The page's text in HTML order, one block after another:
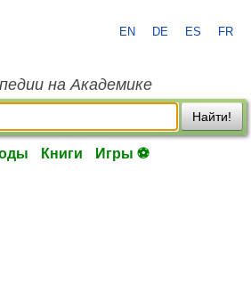
EN DE ES FR
на Академике
Найти!
Книги Игры ⚽